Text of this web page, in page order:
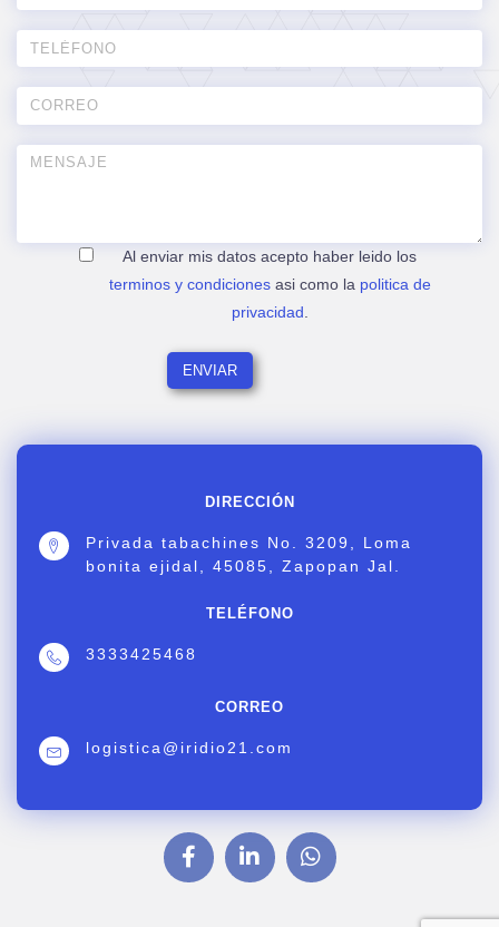
DIRECCIÓN
Privada tabachines No. 3209, Loma
bonita ejidal, 45085, Zapopan Jal.
TELÉFONO
3333425468
CORREO
logistica@iridio21.com
Al enviar mis datos acepto haber leido los
terminos y condicionesasi como la politica de
privacidad